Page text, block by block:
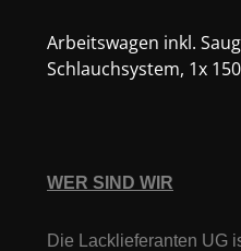
Arbeitswagen inkl.
Schlauchsystem, 1x
WER SIND WIR
Die Lacklieferanten UG